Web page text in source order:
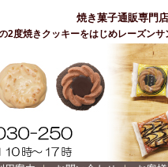
焼き菓子通販専門
2度焼きクッキーをはじめレーズン